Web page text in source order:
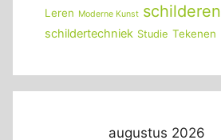
Leren Moderne Kunst schilderen
schildertechniek Studie Tekenen
augustus 2026